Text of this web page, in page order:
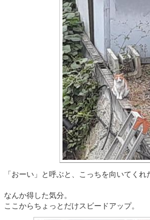
「おーい」と呼ぶと、こっちを向いてくれ
なんか得した気分。
ここからちょっとだけスビードアップ。